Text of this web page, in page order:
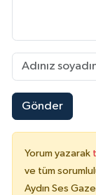
Gönder
Yorum yazarak
ve tüm
Aydın Ses